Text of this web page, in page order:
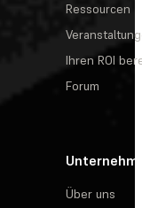
Ressourcen
Ihren ROI
Forum
Über uns